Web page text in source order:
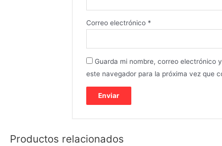
Correo electrónico *
Guarda mi nombre, correo electrónico
este navegador para la próxima vez que
Productos relacionados